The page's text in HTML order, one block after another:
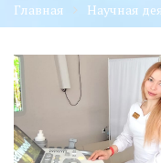
Главная Научная